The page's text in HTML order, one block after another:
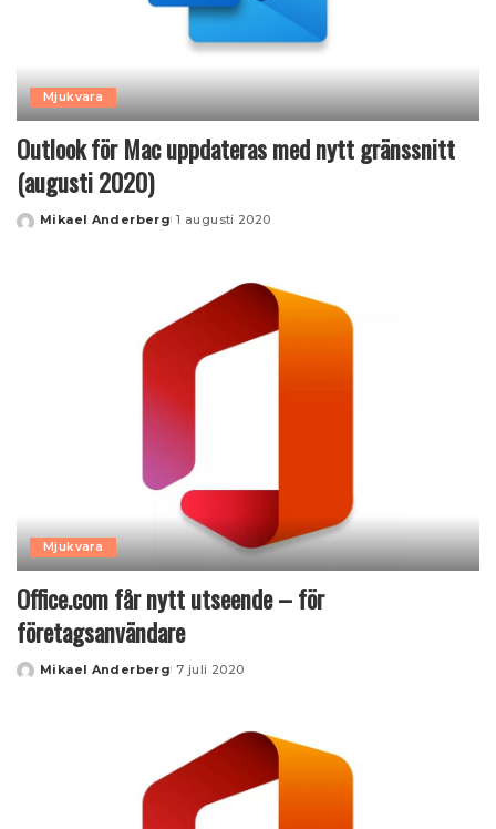
Mjukvara
Outlook för Mac uppdateras med nytt gränssnitt
(augusti 2020)
Posted
Mikael Anderberg 1 augusti 2020
Mjukvara
Office.com får nytt utseende – för
företagsanvändare
Posted
Mikael Anderberg 7 juli 2020